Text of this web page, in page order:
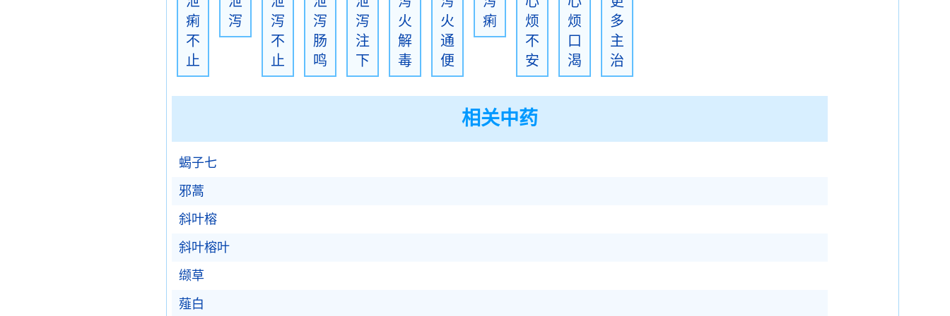
痢
不
止
泻
泻
不
止
泻
肠
鸣
泻
注
下
火
解
毒
火
通
便
痢
烦
不
安
烦
口
渴
多
主
治
相关中药
蝎子七
邪蒿
斜叶榕
斜叶榕叶
缬草
薤白